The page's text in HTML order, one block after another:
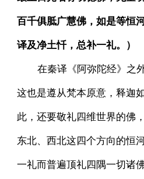
百千俱胝广慧佛，如是等恒
译及净土忏，总补一礼。）
在秦译《阿弥陀经》之
这也是遵从梵本原意，释迦
此，还要敬礼四维世界的佛
东北、西北这四个方向的恒
一礼而普遍顶礼四隅一切诸佛